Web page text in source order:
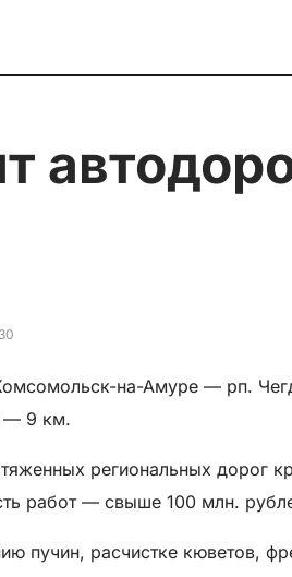
на-Амуре — рп.
— 9 км.
региональных дорог
работ — свыше 100 млн.
пучин, расчистке кюветов,